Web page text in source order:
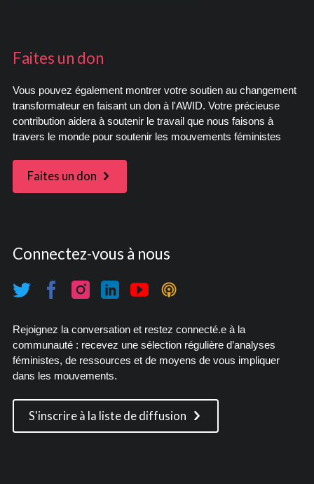
Faites un don
Vous pouvez également montrer votre soutien au changement
transformateur en faisant un don à l'AWID. Votre précieuse
contribution aidera à soutenir le travail que nous faisons à
travers le monde pour soutenir les mouvements féministes
Faites un don
Connectez-vous à nous
Rejoignez la conversation et restez connecté.e à la
communauté : recevez une sélection régulière d’analyses
féministes, de ressources et de moyens de vous impliquer
dans les mouvements.
S'inscrire à la liste de diffusion